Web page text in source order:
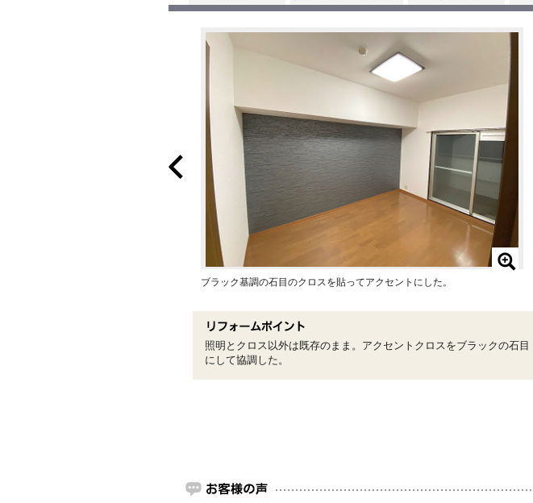
ブラック基調の石目のクロスを貼ってアクセントにした。
照明とクロス以外は既存のまま。アクセントクロスをブラックの石目
にして協調した。